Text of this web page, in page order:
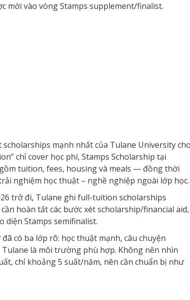
mời vào vòng Stamps supplement/finalist.
mạnh nhất của Tulane University
chỉ cover học phí, Stamps Scholarship tại
tuition, fees, housing và meals — đồng thời
nghiệm học thuật – nghề nghiệp ngoài lớp học.
trở đi, Tulane ghi full-tuition scholarships
hoàn tất các bước xét scholarship/financial aid,
diện Stamps semifinalist.
có ba lớp rõ: học thuật mạnh, câu chuyện
là môi trường phù hợp. Không nên nhìn
chỉ khoảng 5 suất/năm, nên cần chuẩn bị như